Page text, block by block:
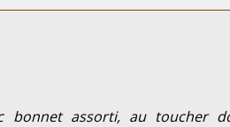
bonnet assorti, au toucher